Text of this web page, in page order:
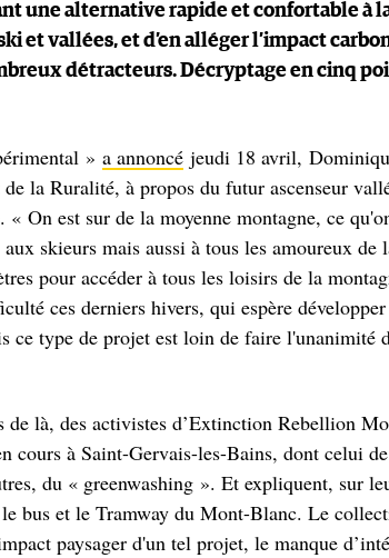
une alternative rapide et confortable à
et vallées, et d’en alléger l’impact
détracteurs. Décryptage en cinq
» a annoncé jeudi 18 avril,
la Ruralité, à propos du futur ascenseur
On est sur de la moyenne montagne, ce
skieurs mais aussi à tous les amoureux de
pour accéder à tous les loisirs de la
ces derniers hivers, qui espère
ce type de projet est loin de faire l'unanimité
là, des activistes d’Extinction Rebellion
cours à Saint-Gervais-les-Bains, dont celui
du « greenwashing ». Et expliquent, sur
bus et le Tramway du Mont-Blanc. Le
paysager d'un tel projet, le manque